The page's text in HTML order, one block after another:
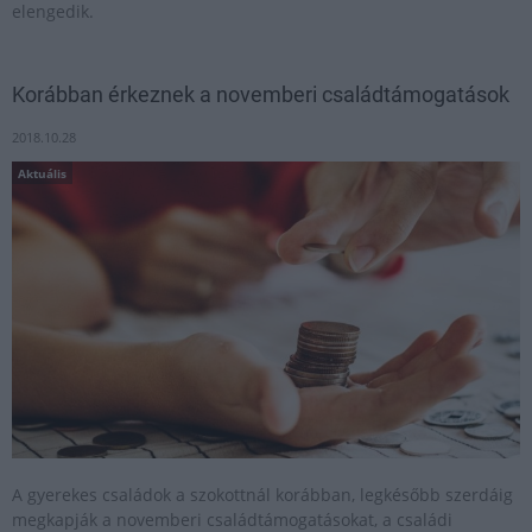
elengedik.
Korábban érkeznek a novemberi családtámogatások
2018.10.28
Aktuális
A gyerekes családok a szokottnál korábban, legkésőbb szerdáig
megkapják a novemberi családtámogatásokat, a családi